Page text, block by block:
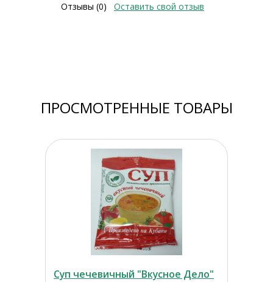
Отзывы (0) Оставить свой отзыв
ПРОСМОТРЕННЫЕ ТОВАРЫ
Суп чечевичный "Вкусное Дело"